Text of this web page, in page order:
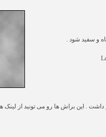
و سفید شود .
. این براش ها رو می تونید از لینک